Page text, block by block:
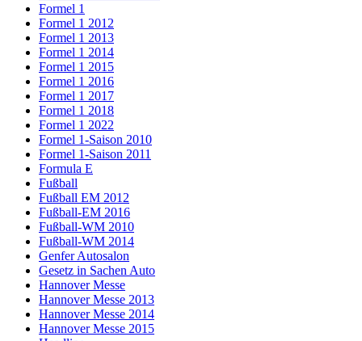
Formel 1
Formel 1 2012
Formel 1 2013
Formel 1 2014
Formel 1 2015
Formel 1 2016
Formel 1 2017
Formel 1 2018
Formel 1 2022
Formel 1-Saison 2010
Formel 1-Saison 2011
Formula E
Fußball
Fußball EM 2012
Fußball-EM 2016
Fußball-WM 2010
Fußball-WM 2014
Genfer Autosalon
Gesetz in Sachen Auto
Hannover Messe
Hannover Messe 2013
Hannover Messe 2014
Hannover Messe 2015